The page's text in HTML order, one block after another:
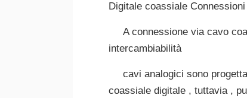
Digitale coassiale Connessioni
A connessione via cavo
intercambiabilità
cavi analogici sono
coassiale digitale , tuttavia ,